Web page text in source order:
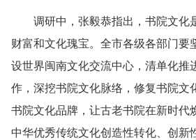
调研中，张毅恭指出，书院文化
财富和文化瑰宝。全市各级各部门要
设世界闽南文化交流中心，清单化推
作，深挖书院文化脉络，修复书院文
书院文化品牌，让古老书院在新时代
中华优秀传统文化创造性转化、创新